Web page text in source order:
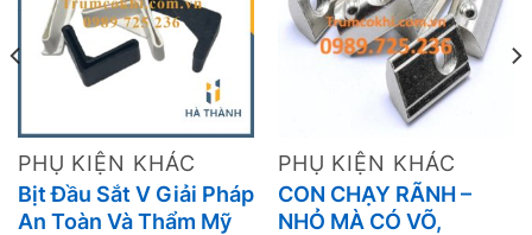
PHỤ KIỆN KHÁC
Bịt Đầu Sắt V Giải Pháp
An Toàn Và Thẩm Mỹ
PHỤ KIỆN KHÁC
CON CHẠY RÃNH –
NHỎ MÀ CÓ VÕ,